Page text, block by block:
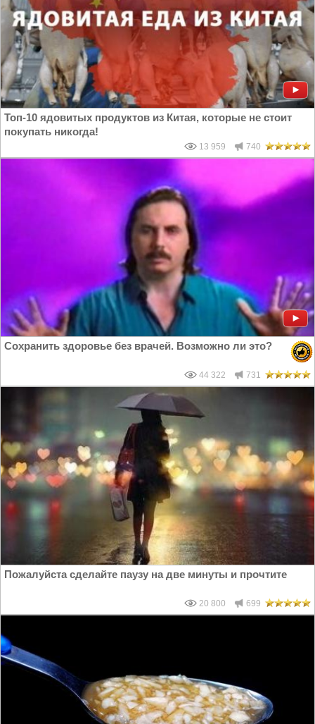
Топ-10 ядовитых продуктов из Китая, которые не стоит
покупать никогда!
13 959 740
Сохранить здоровье без врачей. Возможно ли это?
44 322 731
Пожалуйста сделайте паузу на две минуты и прочтите
20 800 699